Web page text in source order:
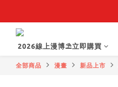
2026線上漫博⛱️立即購買
全部商品 漫畫 新品上市